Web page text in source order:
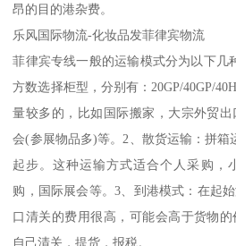
昂的目的港杂费。
乐风国际物流-化妆品发菲律宾物流
菲律宾专线一般的运输模式分为以下几
方数选择柜型，分别有：20GP/40GP/
量较多的，比如国际搬家，大宗外贸
会(参展物品多)等。2、散货运输：拼箱
起步。这种运输方式适合个人采购，
购，国际展会等。3、到港模式：在起
口清关的费用很高，可能会高于货物
自己清关，提货，报税。